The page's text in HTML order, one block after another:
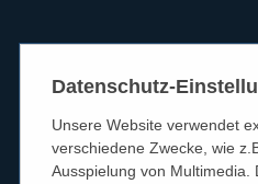
Datenschutz-
Unsere Website verwendet
verschiedene Zwecke, wie
Ausspielung von Multimedia.